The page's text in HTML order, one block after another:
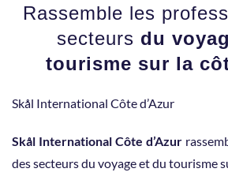
Rassemble les
secteurs du
tourisme sur la
Skål International Côte d’Azur
Skål International Côte d’Azur
des secteurs du voyage et du tourisme